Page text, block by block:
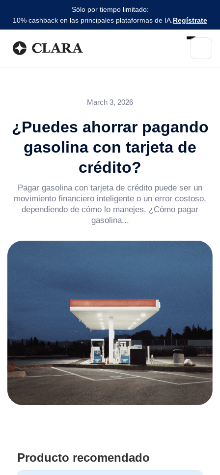
Sólo por tiempo limitado:
10% cashback en las principales plataformas de IA. Regístrate
March 3, 2026
¿Puedes ahorrar pagando
gasolina con tarjeta de
crédito?
Pagar gasolina con tarjeta de crédito puede ser un
movimiento financiero inteligente o un error costoso,
dependiendo de cómo lo manejes. ¿Cómo pagar
gasolina...
Producto recomendado